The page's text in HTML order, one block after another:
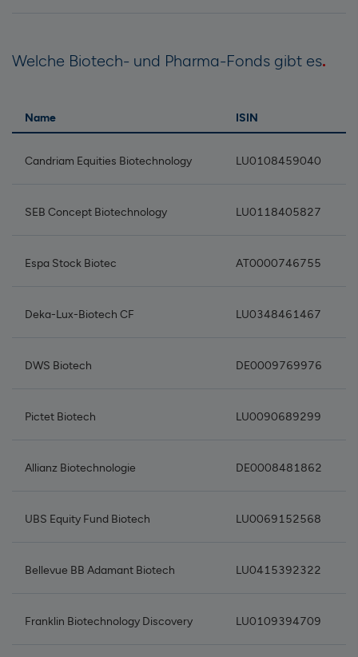
Welche Biotech- und Pharma-Fonds gibt es
Name ISIN
Candriam Equities Biotechnology LU0108459040
SEB Concept Biotechnology LU0118405827
Espa Stock Biotec AT0000746755
Deka-Lux-Biotech CF LU0348461467
DWS Biotech DE0009769976
Pictet Biotech LU0090689299
Allianz Biotechnologie DE0008481862
UBS Equity Fund Biotech LU0069152568
Bellevue BB Adamant Biotech LU0415392322
Franklin Biotechnology Discovery LU0109394709